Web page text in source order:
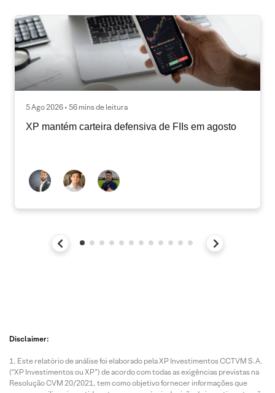
5 Ago 2026 • 56 mins de leitura
XP mantém carteira defensiva de FIIs em agosto
Disclaimer:
Este relatório de análise foi elaborado pela XP Investimentos CCTVM S.A.
(“XP Investimentos ou XP”) de acordo com todas as exigências previstas na
Resolução CVM 20/2021, tem como objetivo fornecer informações que